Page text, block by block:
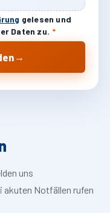
uns
akuten Notfällen rufen
gelesen und
Daten zu. *
→